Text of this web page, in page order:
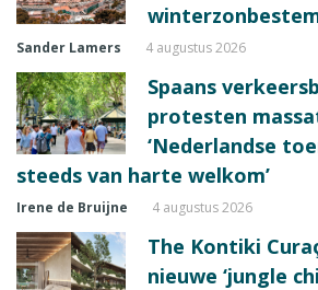
Sander Lamers 4 augustus 2026
Spaans
protesten
‘Nederlandse
steeds van harte welkom’
Irene de Bruijne 4 augustus 2026
The Kontiki
nieuwe ‘jungle